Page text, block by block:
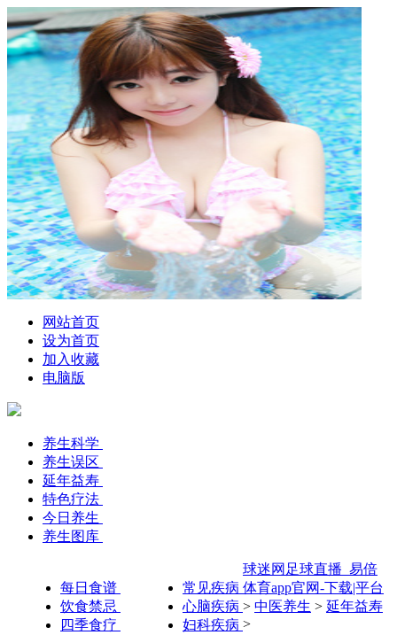
网站首页
设为首页
加入收藏
电脑版
养生科学
养生误区
延年益寿
特色疗法
今日养生
养生图库
每日食谱
饮食禁忌
四季食疗
常见疾病
心脑疾病
妇科疾病
球迷网足球直播_易倍
体育app官网-下载|平台
> 中医养生 > 延年益寿
>